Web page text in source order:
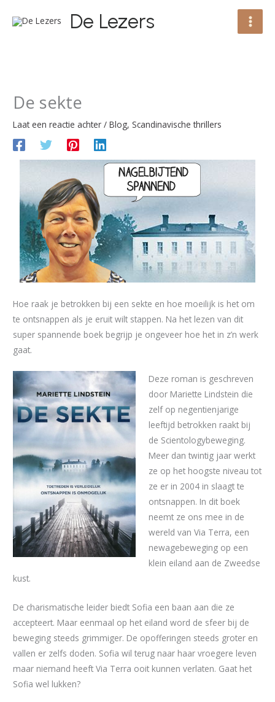
naar
De Lezers
De sekte
Laat een reactie achter /Blog,Scandinavische thrillers
Hoe raak je betrokken bij een sekte en hoe moeilijk is het om
te ontsnappen als je eruit wilt stappen. Na het lezen van dit
super spannende boek begrijp je ongeveer hoe het in z’n werk
gaat.
Deze roman is geschreven
door Mariette Lindstein die
zelf op negentienjarige
leeftijd betrokken raakt bij
de Scientologybeweging.
Meer dan twintig jaar werkt
ze op het hoogste niveau tot
ze er in 2004 in slaagt te
ontsnappen. In dit boek
neemt ze ons mee in de
wereld van Via Terra, een
newagebeweging op een
klein eiland aan de Zweedse
kust.
De charismatische leider biedt Sofia een baan aan die ze
accepteert. Maar eenmaal op het eiland word de sfeer bij de
beweging steeds grimmiger. De opofferingen steeds groter en
vallen er zelfs doden. Sofia wil terug naar haar vroegere leven
maar niemand heeft Via Terra ooit kunnen verlaten. Gaat het
Sofia wel lukken?